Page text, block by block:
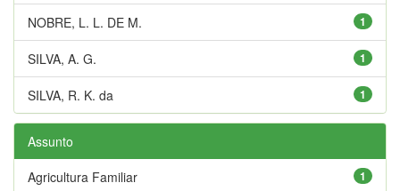
1
NOBRE, L. L. DE M.
1
SILVA, A. G.
1
SILVA, R. K. da
Assunto
1
Agricultura Familiar